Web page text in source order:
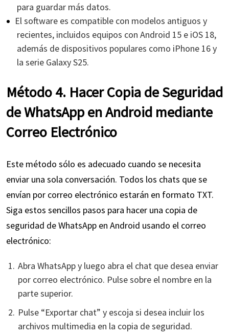
para guardar más datos.
El software es compatible con modelos antiguos y
recientes, incluidos equipos con Android 15 e iOS 18,
además de dispositivos populares como iPhone 16 y
la serie Galaxy S25.
Método 4. Hacer Copia de Seguridad
de WhatsApp en Android mediante
Correo Electrónico
Este método sólo es adecuado cuando se necesita
enviar una sola conversación. Todos los chats que se
envían por correo electrónico estarán en formato TXT.
Siga estos sencillos pasos para hacer una copia de
seguridad de WhatsApp en Android usando el correo
electrónico:
Abra WhatsApp y luego abra el chat que desea enviar
por correo electrónico. Pulse sobre el nombre en la
parte superior.
Pulse “Exportar chat” y escoja si desea incluir los
archivos multimedia en la copia de seguridad.